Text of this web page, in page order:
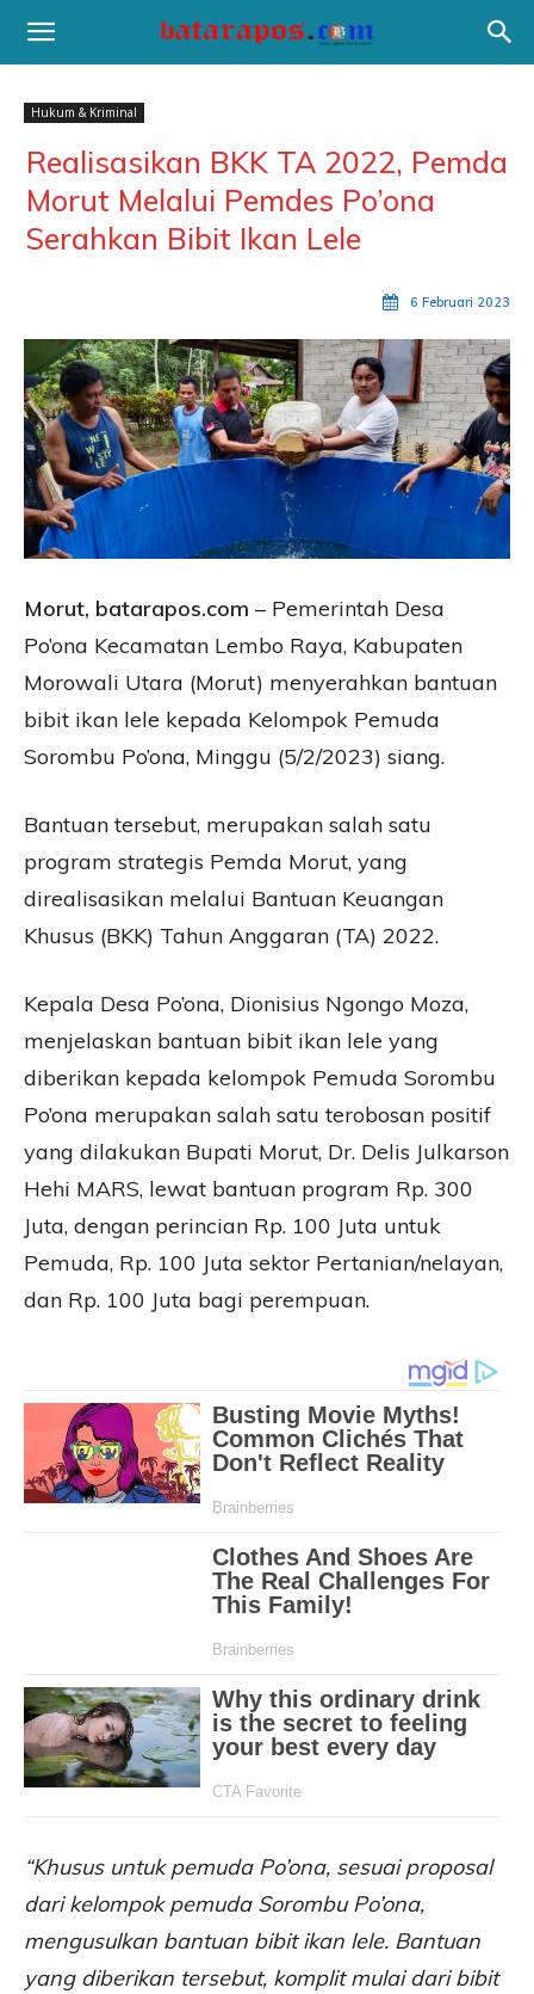
Hukum & Kriminal
Realisasikan BKK TA 2022, Pemda
Morut Melalui Pemdes Po’ona
Serahkan Bibit Ikan Lele
6 Februari 2023
Morut, batarapos.com – Pemerintah Desa
Po’ona Kecamatan Lembo Raya, Kabupaten
Morowali Utara (Morut) menyerahkan bantuan
bibit ikan lele kepada Kelompok Pemuda
Sorombu Po’ona, Minggu (5/2/2023) siang.
Bantuan tersebut, merupakan salah satu
program strategis Pemda Morut, yang
direalisasikan melalui Bantuan Keuangan
Khusus (BKK) Tahun Anggaran (TA) 2022.
Kepala Desa Po’ona, Dionisius Ngongo Moza,
menjelaskan bantuan bibit ikan lele yang
diberikan kepada kelompok Pemuda Sorombu
Po’ona merupakan salah satu terobosan positif
yang dilakukan Bupati Morut, Dr. Delis Julkarson
Hehi MARS, lewat bantuan program Rp. 300
Juta, dengan perincian Rp. 100 Juta untuk
Pemuda, Rp. 100 Juta sektor Pertanian/nelayan,
dan Rp. 100 Juta bagi perempuan.
“Khusus untuk pemuda Po’ona, sesuai proposal
dari kelompok pemuda Sorombu Po’ona,
mengusulkan bantuan bibit ikan lele. Bantuan
yang diberikan tersebut, komplit mulai dari bibit